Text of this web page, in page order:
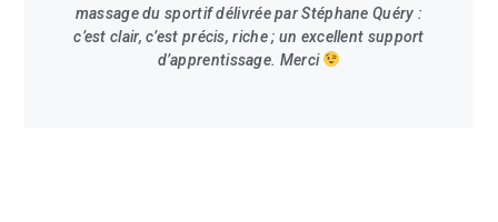
massage du sportif délivrée par Stéphane Quéry :
c’est clair, c’est précis, riche ; un excellent support
d’apprentissage. Merci